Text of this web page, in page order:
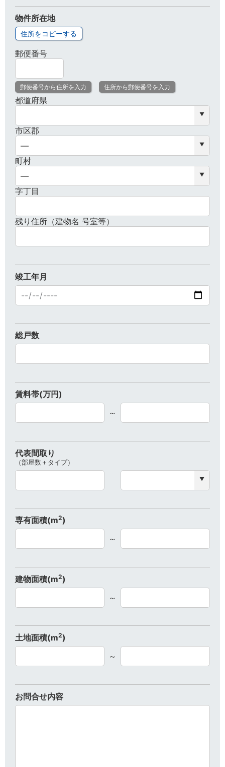
物件所在地
住所をコピーする
郵便番号
郵便番号から住所を入力 住所から郵便番号を入力
都道府県
市区郡
町村
字丁目
残り住所（建物名 号室等）
竣工年月
総戸数
賃料帯(万円)
～
代表間取り
（部屋数＋タイプ）
専有面積(m2)
～
建物面積(m2)
～
土地面積(m2)
～
お問合せ内容